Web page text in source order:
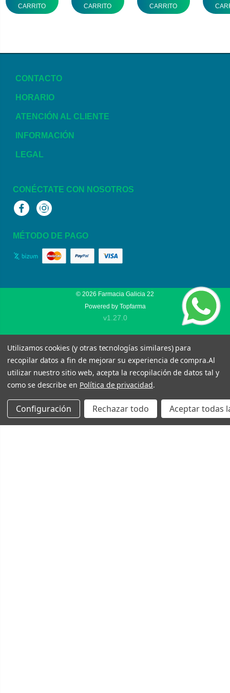
CARRITO
CARRITO
CARRITO
CONTACTO
HORARIO
ATENCIÓN AL CLIENTE
INFORMACIÓN
LEGAL
CONÉCTATE CON NOSOTROS
FacebookInstagram
MÉTODO DE PAGO
© 2026 Farmacia Galicia 22
Powered by Topfarma
v1.27.0
Utilizamos cookies (y otras tecnologías similares) para
recopilar datos a fin de mejorar su experiencia de compra.Al
utilizar nuestro sitio web, acepta la recopilación de datos tal y
como se describe en Política de privacidad.
Configuración Rechazar todo Aceptar todas